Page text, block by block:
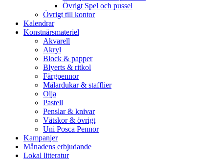
Övrigt Spel och pussel
Övrigt till kontor
Kalendrar
Konstnärsmateriel
Akvarell
Akryl
Block & papper
Blyerts & ritkol
Färgpennor
Målardukar & stafflier
Olja
Pastell
Penslar & knivar
Vätskor & övrigt
Uni Posca Pennor
Kampanjer
Månadens erbjudande
Lokal litteratur